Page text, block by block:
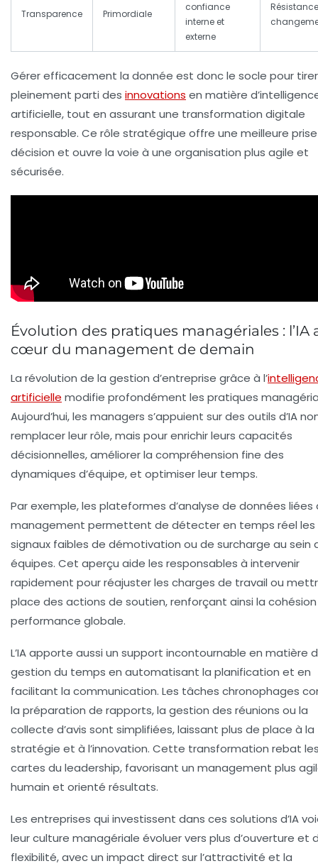
Transparence Primordiale
confiance
interne et
externe
Gérer efficacement la donnée est donc le socle pour tirer
pleinement parti des innovations en matière
artificielle, tout en assurant une transformation digitale
responsable. Ce rôle stratégique offre une meilleure
décision et ouvre la voie à une organisation plus agile et
sécurisée.
Évolution des pratiques managériales : l’IA
cœur du management de demain
La révolution de la gestion d’entreprise grâce à l’
artificielle modifie profondément les pratiques
Aujourd’hui, les managers s’appuient sur des outils d’IA
remplacer leur rôle, mais pour enrichir leurs capacités
décisionnelles, améliorer la compréhension fine des
dynamiques d’équipe, et optimiser leur temps.
Par exemple, les plateformes d’analyse de données liées
management permettent de détecter en temps réel les
signaux faibles de démotivation ou de surcharge au sein
équipes. Cet aperçu aide les responsables à intervenir
rapidement pour réajuster les charges de travail ou
place des actions de soutien, renforçant ainsi la
performance globale.
L’IA apporte aussi un support incontournable en matière
gestion du temps en automatisant la planification et en
facilitant la communication. Les tâches chronophages
la préparation de rapports, la gestion des réunions ou la
collecte d’avis sont simplifiées, laissant plus de place à la
stratégie et à l’innovation. Cette transformation rebat
cartes du leadership, favorisant un management plus
humain et orienté résultats.
Les entreprises qui investissent dans ces solutions d’IA
leur culture managériale évoluer vers plus d’ouverture et
flexibilité, avec un impact direct sur l’attractivité et la